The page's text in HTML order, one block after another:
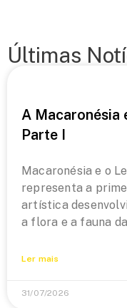
Últimas
A Macaronésia
Parte I
Macaronésia e o
representa a
artística
a flora e a fauna
Ler mais
31/07/2026